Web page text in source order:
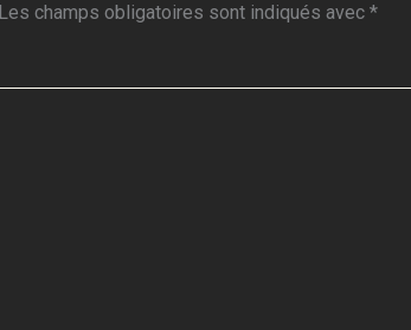
Les champs obligatoires sont indiqués avec *